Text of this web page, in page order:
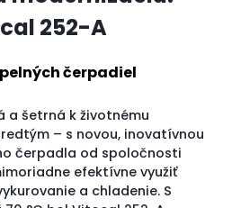
252-A
čerpadiel
a šetrná k životnému
– s novou, inovatívnou
čerpadla od spoločnosti
efektívne využiť
a chladenie. S